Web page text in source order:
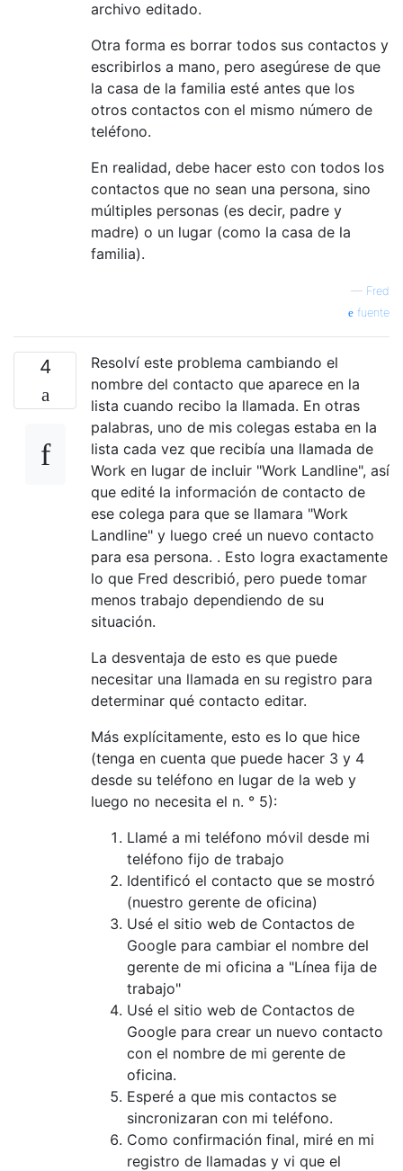
archivo editado.
Otra forma es borrar todos sus contactos y
escribirlos a mano, pero asegúrese de que
la casa de la familia esté antes que los
otros contactos con el mismo número de
teléfono.
En realidad, debe hacer esto con todos los
contactos que no sean una persona, sino
múltiples personas (es decir, padre y
madre) o un lugar (como la casa de la
familia).
— Fred
fuente
4
Resolví este problema cambiando el
nombre del contacto que aparece en la
lista cuando recibo la llamada. En otras
palabras, uno de mis colegas estaba en la
lista cada vez que recibía una llamada de
Work en lugar de incluir "Work Landline", así
que edité la información de contacto de
ese colega para que se llamara "Work
Landline" y luego creé un nuevo contacto
para esa persona. . Esto logra exactamente
lo que Fred describió, pero puede tomar
menos trabajo dependiendo de su
situación.
La desventaja de esto es que puede
necesitar una llamada en su registro para
determinar qué contacto editar.
Más explícitamente, esto es lo que hice
(tenga en cuenta que puede hacer 3 y 4
desde su teléfono en lugar de la web y
luego no necesita el n. ° 5):
Llamé a mi teléfono móvil desde mi
teléfono fijo de trabajo
Identificó el contacto que se mostró
(nuestro gerente de oficina)
Usé el sitio web de Contactos de
Google para cambiar el nombre del
gerente de mi oficina a "Línea fija de
trabajo"
Usé el sitio web de Contactos de
Google para crear un nuevo contacto
con el nombre de mi gerente de
oficina.
Esperé a que mis contactos se
sincronizaran con mi teléfono.
Como confirmación final, miré en mi
registro de llamadas y vi que el